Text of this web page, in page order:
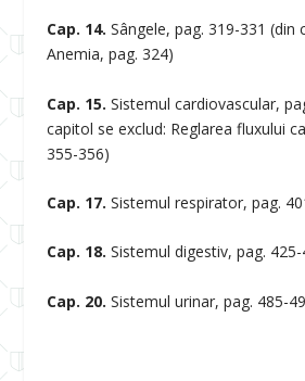
Cap. 14. Sângele, pag. 319-331 (din
Anemia, pag. 324)
Cap. 15. Sistemul cardiovascular,
capitol se exclud: Reglarea fluxului
355-356)
Cap. 17. Sistemul respirator, pag.
Cap. 18. Sistemul digestiv, pag. 425-
Cap. 20. Sistemul urinar, pag. 485-